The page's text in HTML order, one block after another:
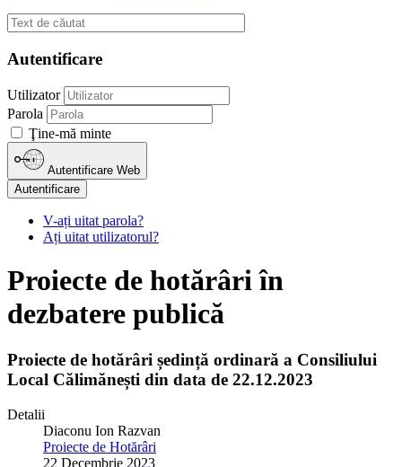
Autentificare
Utilizator
Parola
Ţine-mă minte
Autentificare Web
Autentificare
V-ați uitat parola?
Ați uitat utilizatorul?
Proiecte de hotărâri în
dezbatere publică
Proiecte de hotărâri ședință ordinară a Consiliului
Local Călimănești din data de 22.12.2023
Detalii
Diaconu Ion Razvan
Proiecte de Hotărâri
22 Decembrie 2023